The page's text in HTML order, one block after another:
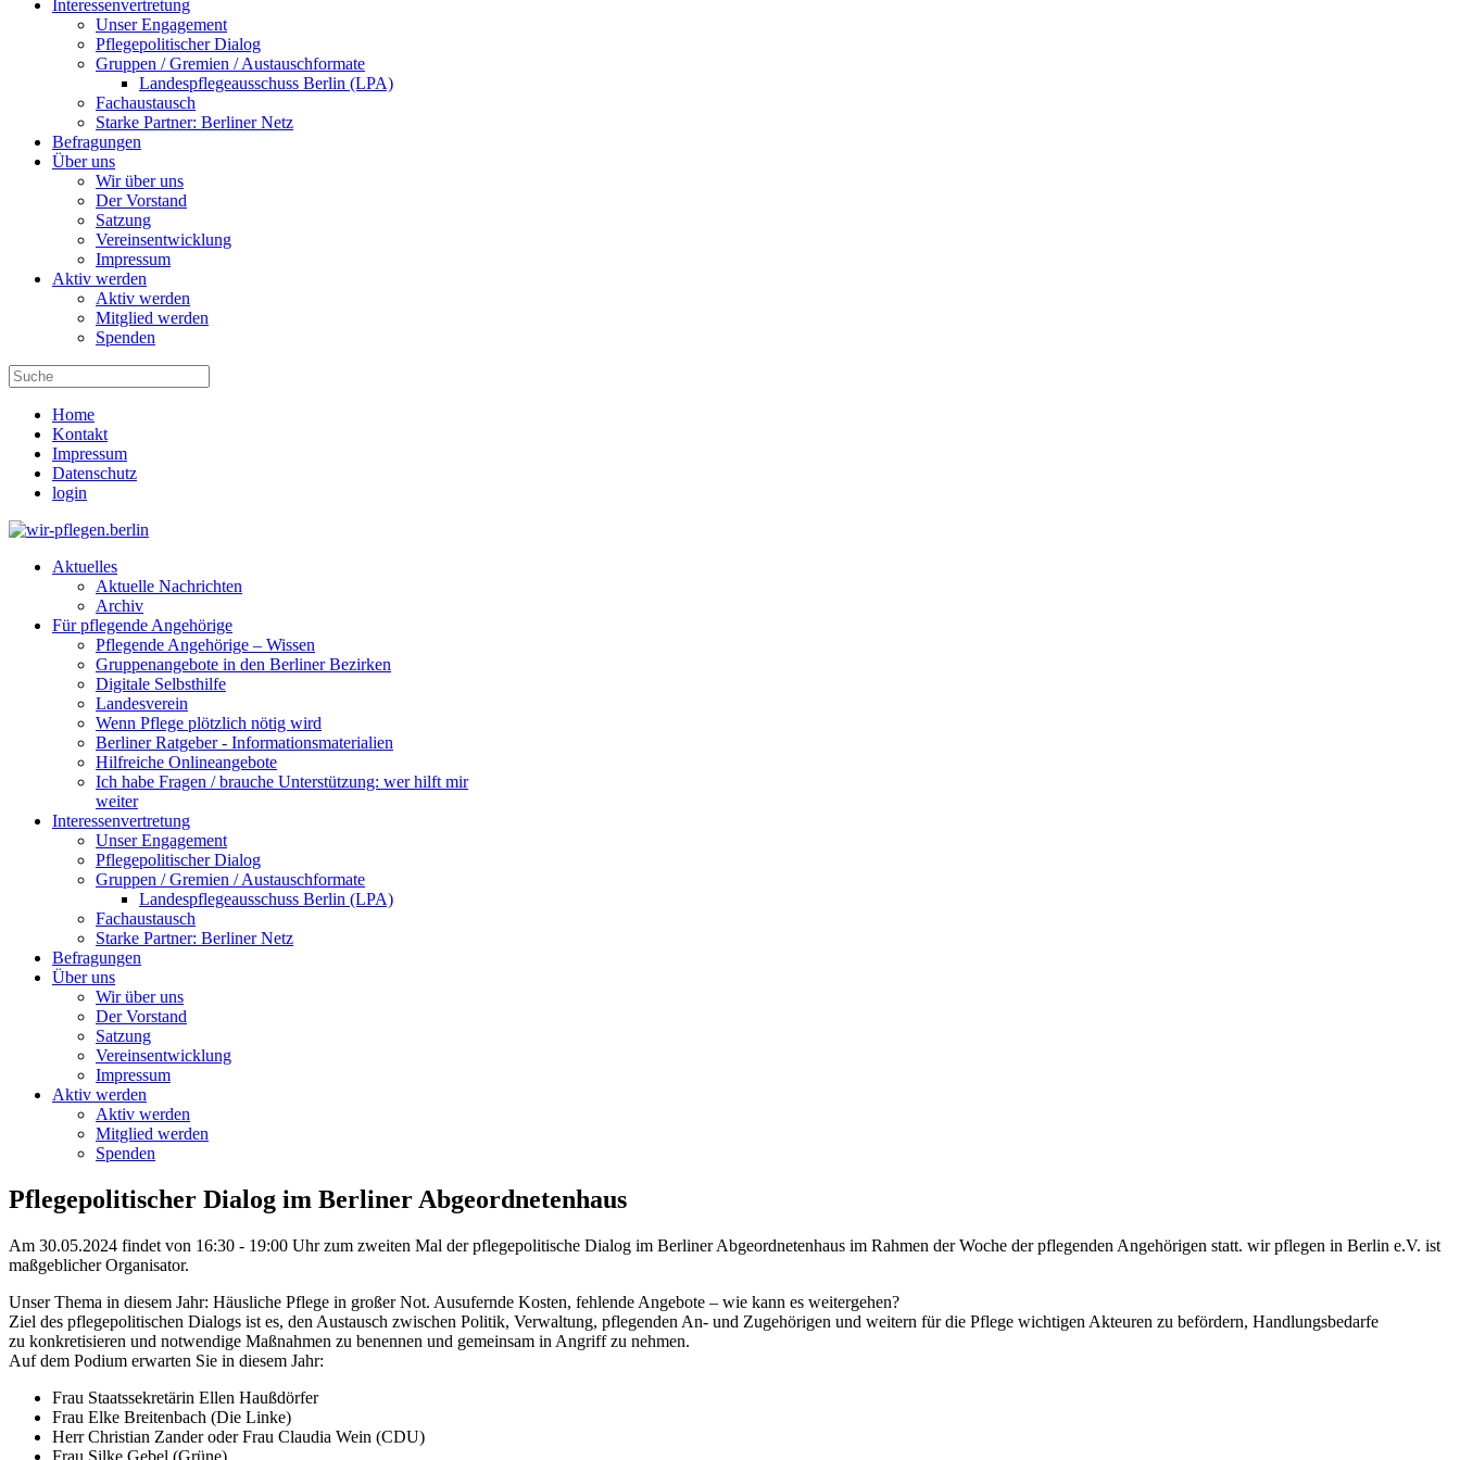
Interessenvertretung
Unser Engagement
Pflegepolitischer Dialog
Gruppen / Gremien / Austauschformate
Landespflegeausschuss Berlin (LPA)
Fachaustausch
Starke Partner: Berliner Netz
Befragungen
Über uns
Wir über uns
Der Vorstand
Satzung
Vereinsentwicklung
Impressum
Aktiv werden
Aktiv werden
Mitglied werden
Spenden
Home
Kontakt
Impressum
Datenschutz
login
Aktuelles
Aktuelle Nachrichten
Archiv
Für pflegende Angehörige
Pflegende Angehörige – Wissen
Gruppenangebote in den Berliner Bezirken
Digitale Selbsthilfe
Landesverein
Wenn Pflege plötzlich nötig wird
Berliner Ratgeber - Informationsmaterialien
Hilfreiche Onlineangebote
Ich habe Fragen / brauche Unterstützung: wer hilft mir
weiter
Interessenvertretung
Unser Engagement
Pflegepolitischer Dialog
Gruppen / Gremien / Austauschformate
Landespflegeausschuss Berlin (LPA)
Fachaustausch
Starke Partner: Berliner Netz
Befragungen
Über uns
Wir über uns
Der Vorstand
Satzung
Vereinsentwicklung
Impressum
Aktiv werden
Aktiv werden
Mitglied werden
Spenden
Pflegepolitischer Dialog im Berliner Abgeordnetenhaus
Am 30.05.2024 findet von 16:30 - 19:00 Uhr zum zweiten Mal der pflegepolitische Dialog im Berliner Abgeordnetenhaus im Rahmen der Woche der pflegenden Angehörigen statt. wir pflegen in Berlin e.V. ist
maßgeblicher Organisator.
Unser Thema in diesem Jahr: Häusliche Pflege in großer Not. Ausufernde Kosten, fehlende Angebote – wie kann es weitergehen?
Ziel des pflegepolitischen Dialogs ist es, den Austausch zwischen Politik, Verwaltung, pflegenden An- und Zugehörigen und weitern für die Pflege wichtigen Akteuren zu befördern, Handlungsbedarfe
zu konkretisieren und notwendige Maßnahmen zu benennen und gemeinsam in Angriff zu nehmen.
Auf dem Podium erwarten Sie in diesem Jahr:
Frau Staatssekretärin Ellen Haußdörfer
Frau Elke Breitenbach (Die Linke)
Herr Christian Zander oder Frau Claudia Wein (CDU)
Frau Silke Gebel (Grüne)